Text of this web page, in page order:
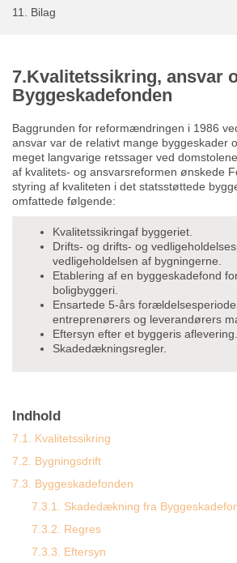
11. Bilag
7.Kvalitetssikring, ansvar
Byggeskadefonden
Baggrunden for reformændringen i 1986
ansvar var de relativt mange byggeskader
meget langvarige retssager ved
af kvalitets- og ansvarsreformen ønskede
styring af kvaliteten i det statsstøttede
omfattede følgende:
Kvalitetssikringaf byggeriet.
Drifts- og drifts- og
vedligeholdelsen af bygningerne.
Etablering af en byggeskadefond
boligbyggeri.
Ensartede 5-års
entreprenørers og leverandørers
Eftersyn efter et byggeris aflevering.
Skadedækningsregler.
Indhold
7.1. Kvalitetssikring
7.2. Bygningsdrift
7.3. Byggeskadefonden
7.3.1. Skadedækning fra
7.3.2. Regres
7.3.3. Eftersyn